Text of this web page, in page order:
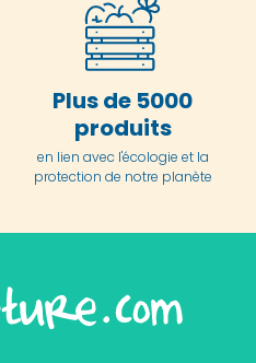
Plus de 5000
produits
en lien avec l'écologie et la
protection de notre planète